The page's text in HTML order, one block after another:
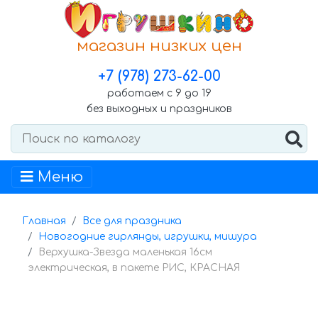
магазин низких цен
+7 (978) 273-62-00
работаем с 9 до 19
без выходных и праздников
Меню
Главная
Все для праздника
Новогодние гирлянды, игрушки, мишура
Верхушка-Звезда маленькая 16см
электрическая, в пакете РИС, КРАСНАЯ